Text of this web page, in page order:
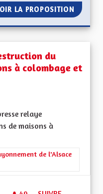
LA PROPOSITION
du
à colombage et
relaye
de maisons à
: La Culture, l'Education et
de l'Alsace